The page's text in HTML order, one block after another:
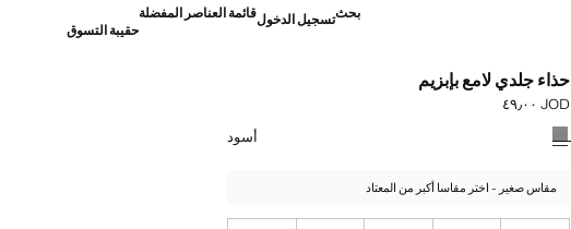
بحثتسجيل الدخولقائمة العناصر المفضلة
حقيبة التسوق
حذاء جلدي لامع بإبزيم
السعر الحالي [JOD ٤٩٫٠٠ ]
JOD ٤٩٫٠٠
حدد اللون
أسود
مقاس صغير - اختر مقاسا أكبر من المعتاد